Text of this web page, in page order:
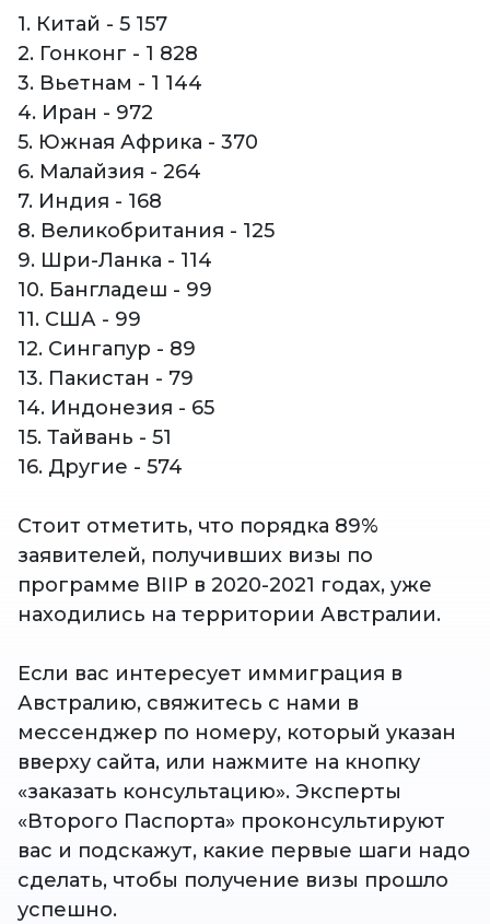
1. Китай - 5 157
2. Гонконг - 1 828
3. Вьетнам - 1 144
4. Иран - 972
5. Южная Африка - 370
6. Малайзия - 264
7. Индия - 168
8. Великобритания - 125
9. Шри-Ланка - 114
10. Бангладеш - 99
11. США - 99
12. Сингапур - 89
13. Пакистан - 79
14. Индонезия - 65
15. Тайвань - 51
16. Другие - 574
Стоит отметить, что порядка 89%
заявителей, получивших визы по
программе BIIP в 2020-2021 годах, уже
находились на территории Австралии.
Если вас интересует иммиграция в
Австралию, свяжитесь с нами в
мессенджер по номеру, который указан
вверху сайта, или нажмите на кнопку
«заказать консультацию». Эксперты
«Второго Паспорта» проконсультируют
вас и подскажут, какие первые шаги надо
сделать, чтобы получение визы прошло
успешно.